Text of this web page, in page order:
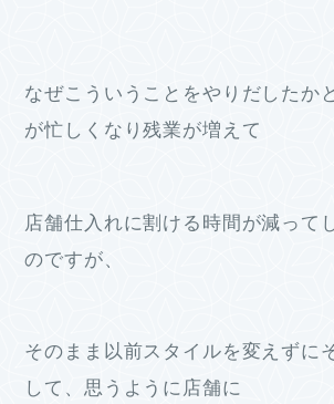
なぜこういうことをやりだしたか
が忙しくなり残業が増えて
店舗仕入れに割ける時間が減って
のですが、
そのまま以前スタイルを変えずに
して、思うように店舗に